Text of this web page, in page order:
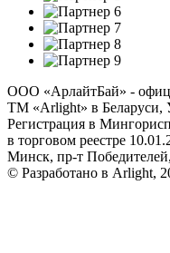
ООО «АрлайтБай» -
ТМ «Arlight» в Беларуси,
Регистрация в
в торговом реестре
Минск, пр-т
© Разработано в Arlight,